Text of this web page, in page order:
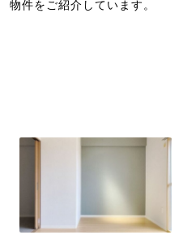
物件をご紹介しています。